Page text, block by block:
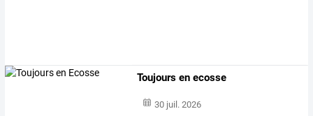
Toujours en ecosse
30 juil. 2026